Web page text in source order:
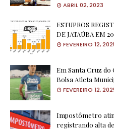
ABRIL 02, 2023
ESTUPROS
DE JATAÚBA EM
FEVEREIRO 12,
Em Santa Cruz do
Bolsa Atleta
FEVEREIRO 12,
Impostômetro
registrando alta